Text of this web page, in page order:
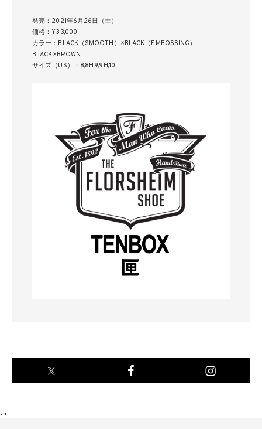
発売：2021年6月26日（土）
価格：¥33,000
カラー：BLACK（SMOOTH）×BLACK（EMBOSSING）,
BLACK×BROWN
サイズ（US）：8,8H,9,9H,10
-->